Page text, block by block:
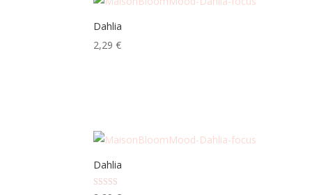
Dahlia
2,29€
Dahlia